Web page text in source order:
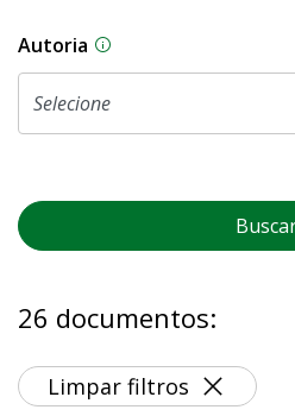
Autoria As proposições
26 documentos:
Limpar filtros